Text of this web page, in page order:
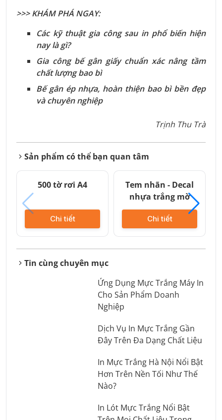
>>> KHÁM PHÁ NGAY:
Các kỹ thuật gia công sau in phổ biến hiện
nay là gì?
Gia công bế gân giấy chuẩn xác nâng tầm
chất lượng bao bì
Bế gân ép nhựa, hoàn thiện bao bì bền đẹp
và chuyên nghiệp
Trịnh Thu Trà
Sản phẩm có thể bạn quan tâm
500 tờ rơi A4
Chi tiết
Tem nhãn - Decal
nhựa trắng mờ
Chi tiết
Tin cùng chuyên mục
Ứng Dụng Mực Trắng Máy In
Cho Sản Phẩm Doanh
Nghiệp
Dịch Vụ In Mực Trắng Gần
Đây Trên Đa Dạng Chất Liệu
In Mực Trắng Hà Nội Nổi Bật
Hơn Trên Nền Tối Như Thế
Nào?
In Lót Mực Trắng Nổi Bật